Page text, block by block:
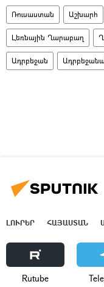
Ռուսաստան Աշխարհ
Լեռնային Ղարաբաղ
Ադրբեջան
ԼՈՒՐԵՐ ՀԱՅԱՍՏԱՆ
Rutube